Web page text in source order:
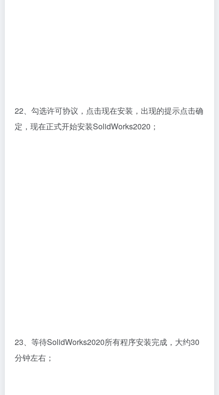
22、勾选许可协议，点击现在安装，出现的提示点击确
定，现在正式开始安装SolidWorks2020；
23、等待SolidWorks2020所有程序安装完成，大约30
分钟左右；